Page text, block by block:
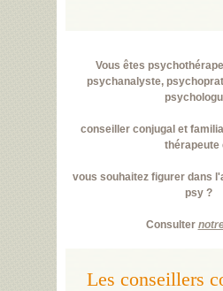
Vous êtes
psychanalyste,
conseiller conjugal et
thérapeute
vous souhaitez figurer dans
psy ?
Consulter
Les conseillers